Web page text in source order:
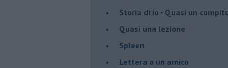
Storia di io - Quasi un
Quasi una lezione
Spleen
Lettera a un amico